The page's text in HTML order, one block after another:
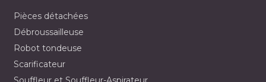
Pièces détachées
Débroussailleuse
Robot tondeuse
Scarificateur